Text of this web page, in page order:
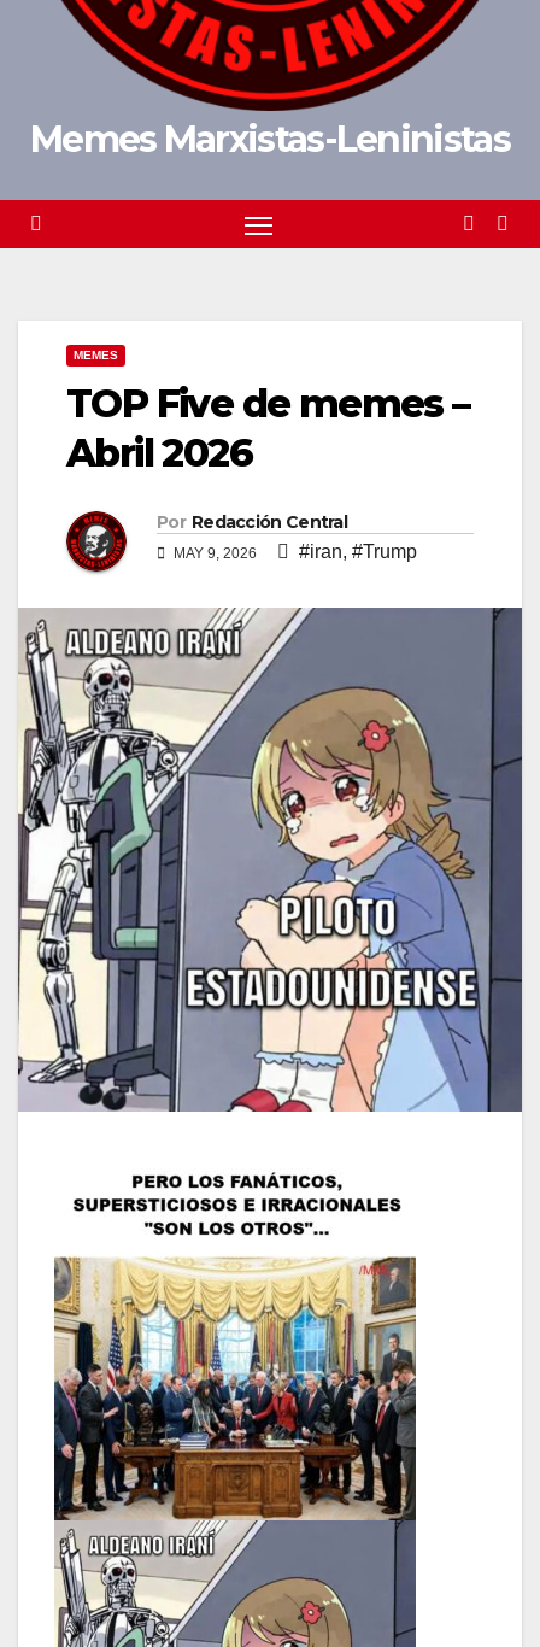
Memes Marxistas-Leninistas
MEMES
TOP Five de memes –
Abril 2026
Por Redacción Central
MAY 9, 2026 #iran, #Trump